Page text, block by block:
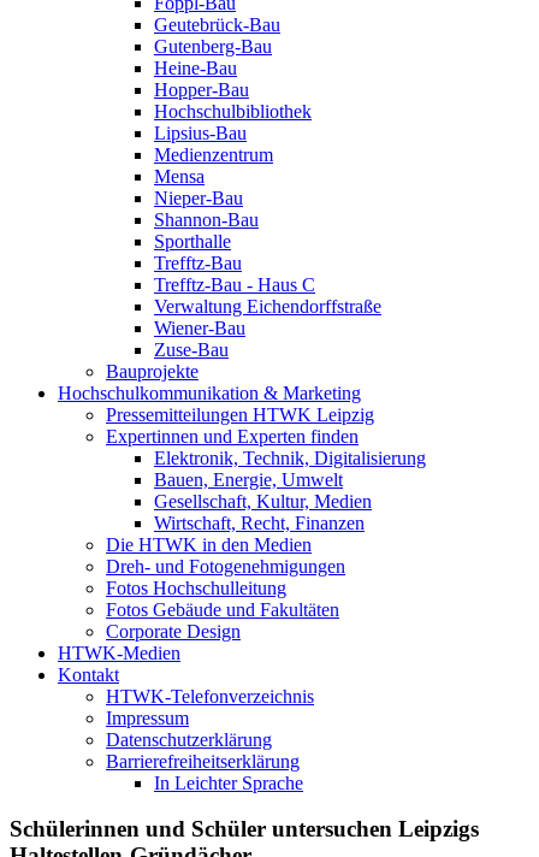
Geutebrück-Bau
Gutenberg-Bau
Heine-Bau
Hopper-Bau
Hochschulbibliothek
Lipsius-Bau
Medienzentrum
Mensa
Nieper-Bau
Shannon-Bau
Sporthalle
Trefftz-Bau
Trefftz-Bau - Haus C
Verwaltung Eichendorffstraße
Wiener-Bau
Zuse-Bau
Bauprojekte
Hochschulkommunikation & Marketing
Pressemitteilungen HTWK Leipzig
Expertinnen und Experten finden
Elektronik, Technik, Digitalisierung
Bauen, Energie, Umwelt
Gesellschaft, Kultur, Medien
Wirtschaft, Recht, Finanzen
Die HTWK in den Medien
Dreh- und Fotogenehmigungen
Fotos Hochschulleitung
Fotos Gebäude und Fakultäten
Corporate Design
HTWK-Medien
Kontakt
HTWK-Telefonverzeichnis
Impressum
Datenschutzerklärung
Barrierefreiheitserklärung
In Leichter Sprache
Schülerinnen und Schüler untersuchen Leipzigs